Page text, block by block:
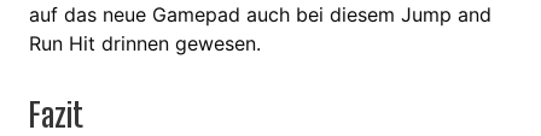
auf das neue Gamepad auch bei diesem Jump and
Run Hit drinnen gewesen.
Fazit